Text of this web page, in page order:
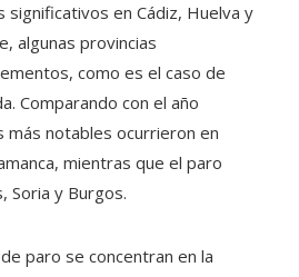
significativos en Cádiz, Huelva y
algunas provincias
como es el caso de
Comparando con el año
más notables ocurrieron en
mientras que el paro
Soria y Burgos.
paro se concentran en la